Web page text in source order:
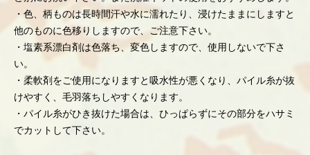
・色、柄ものは長時間汗や水に濡れたり、浸けたままにしますと
他のものに色移りしますので、ご注意下さい。
・塩素系漂白剤は色落ち、変色しますので、使用しないで下さ
い。
・柔軟剤をご使用になりますと吸水性が悪くなり、パイル糸が抜
けやすく、毛羽落ちしやすくなります。
・パイル糸がひき抜けた場合は、ひっぱらずにその部分をハサミ
でカットして下さい。